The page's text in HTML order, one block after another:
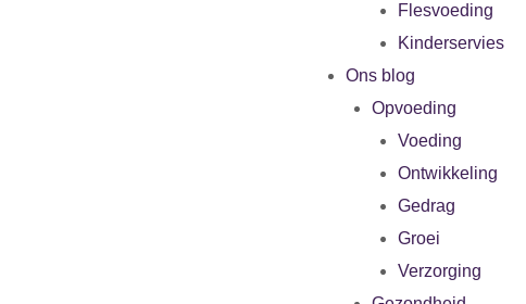
Flesvoeding
Kinderservies
Ons blog
Opvoeding
Voeding
Ontwikkeling
Gedrag
Groei
Verzorging